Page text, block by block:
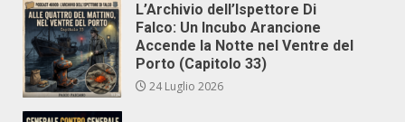
L’Archivio dell’Ispettore Di
Falco: Un Incubo Arancione
Accende la Notte nel Ventre del
Porto (Capitolo 33)
24 Luglio 2026